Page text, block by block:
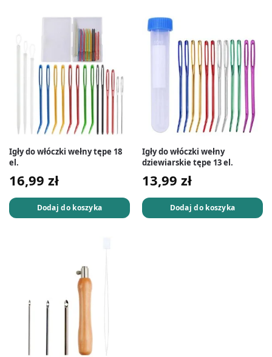
Igły do włóczki wełny tępe 18
el.
16,99 zł
Dodaj do koszyka
Igły do włóczki wełny
dziewiarskie tępe 13 el.
13,99 zł
Dodaj do koszyka